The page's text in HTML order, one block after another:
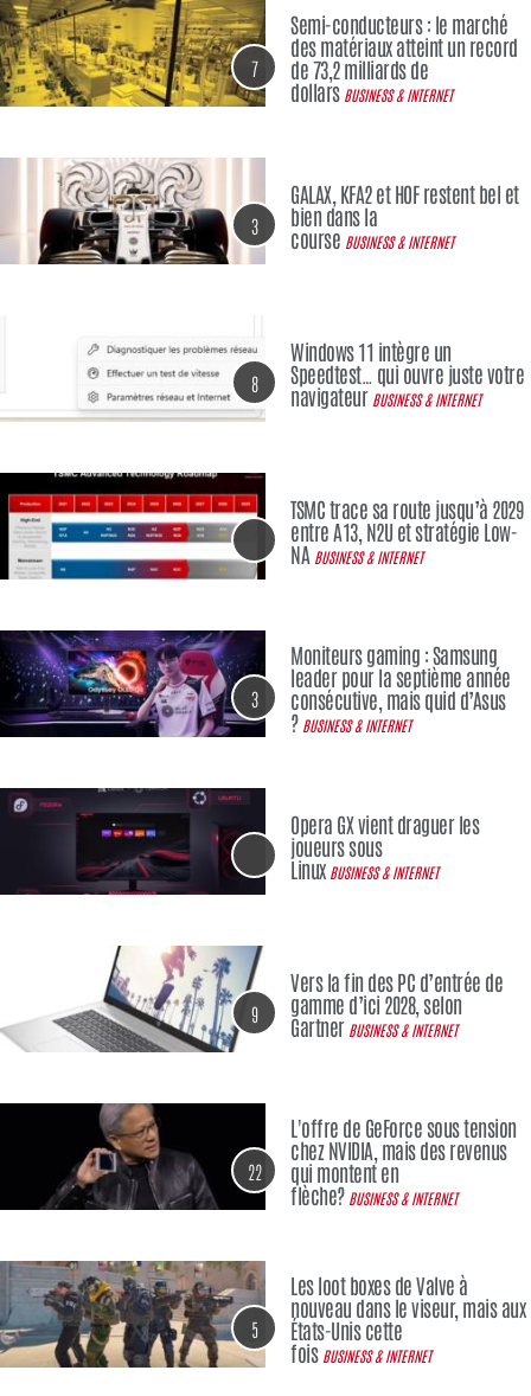
7
Semi-conducteurs : le marché
des matériaux atteint un record
de 73,2 milliards de
dollars BUSINESS & INTERNET
3
GALAX, KFA2 et HOF restent bel et
bien dans la
course BUSINESS & INTERNET
8
Windows 11 intègre un
Speedtest… qui ouvre juste votre
navigateur BUSINESS & INTERNET
TSMC trace sa route jusqu’à 2029
entre A13, N2U et stratégie Low-
NA BUSINESS & INTERNET
3
Moniteurs gaming : Samsung
leader pour la septième année
consécutive, mais quid d’Asus
? BUSINESS & INTERNET
Opera GX vient draguer les
joueurs sous
Linux BUSINESS & INTERNET
9
Vers la fin des PC d’entrée de
gamme d’ici 2028, selon
Gartner BUSINESS & INTERNET
22
L'offre de GeForce sous tension
chez NVIDIA, mais des revenus
qui montent en
flèche? BUSINESS & INTERNET
5
Les loot boxes de Valve à
nouveau dans le viseur, mais aux
États-Unis cette
fois BUSINESS & INTERNET